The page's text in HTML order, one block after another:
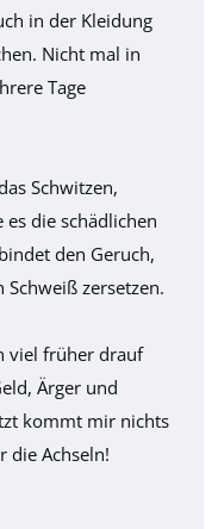
in der Kleidung
Nicht mal in
Tage
Schwitzen,
die schädlichen
den Geruch,
zersetzen.
viel früher drauf
Ärger und
kommt mir nichts
die Achseln!